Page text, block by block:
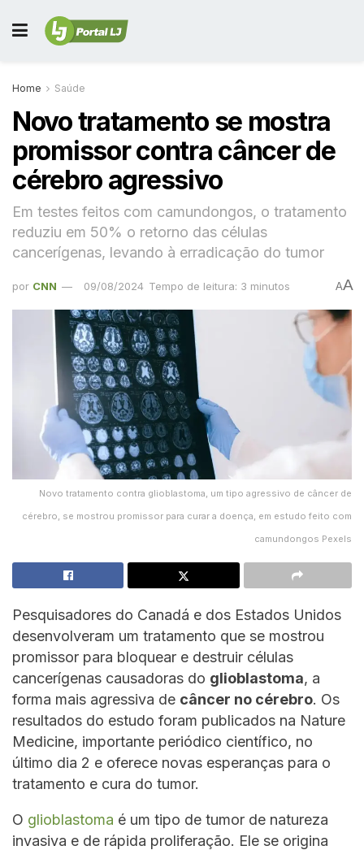
Home Saúde
Novo tratamento se mostra
promissor contra câncer de
cérebro agressivo
Em testes feitos com camundongos, o tratamento
reduziu em 50% o retorno das células
cancerígenas, levando à erradicação do tumor
por CNN 09/08/2024 Tempo de leitura: 3 minutos AA
Novo tratamento contra glioblastoma, um tipo agressivo de câncer de
cérebro, se mostrou promissor para curar a doença, em estudo feito com
camundongos Pexels
Pesquisadores do Canadá e dos Estados Unidos
desenvolveram um tratamento que se mostrou
promissor para bloquear e destruir células
cancerígenas causadoras do glioblastoma, a
forma mais agressiva de câncer no cérebro. Os
resultados do estudo foram publicados na Nature
Medicine, importante periódico científico, no
último dia 2 e oferece novas esperanças para o
tratamento e cura do tumor.
O glioblastoma é um tipo de tumor de natureza
invasiva e de rápida proliferação. Ele se origina